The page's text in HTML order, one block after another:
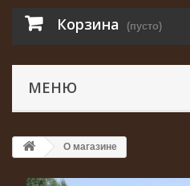
Корзина (пусто)
МЕНЮ
О магазине